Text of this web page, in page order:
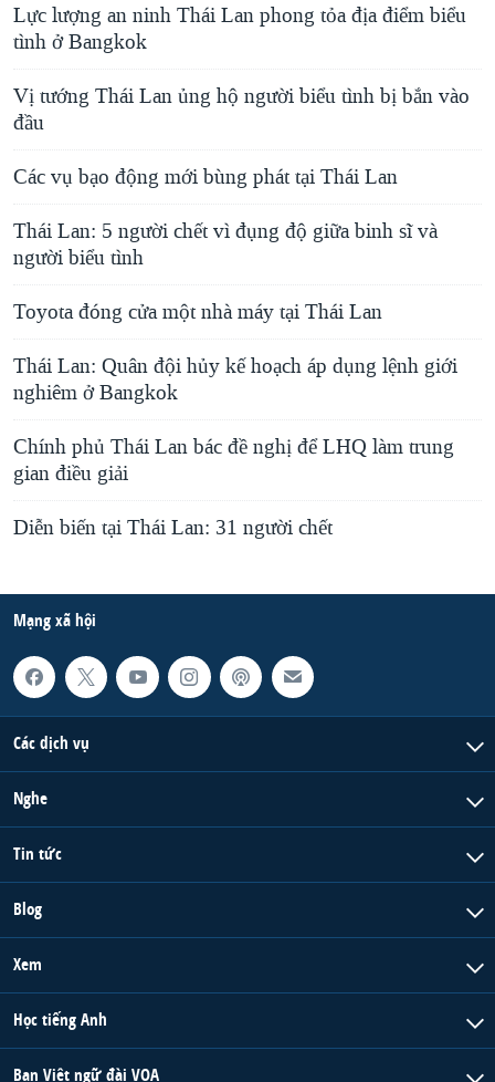
Lực lượng an ninh Thái Lan phong tỏa địa điểm biểu
tình ở Bangkok
Vị tướng Thái Lan ủng hộ người biểu tình bị bắn vào
đầu
Các vụ bạo động mới bùng phát tại Thái Lan
Thái Lan: 5 người chết vì đụng độ giữa binh sĩ và
người biểu tình
Toyota đóng cửa một nhà máy tại Thái Lan
Thái Lan: Quân đội hủy kế hoạch áp dụng lệnh giới
nghiêm ở Bangkok
Chính phủ Thái Lan bác đề nghị để LHQ làm trung
gian điều giải
Diễn biến tại Thái Lan: 31 người chết
Mạng xã hội
Các dịch vụ
Nghe
Tin tức
Blog
Xem
Học tiếng Anh
Ban Việt ngữ đài VOA